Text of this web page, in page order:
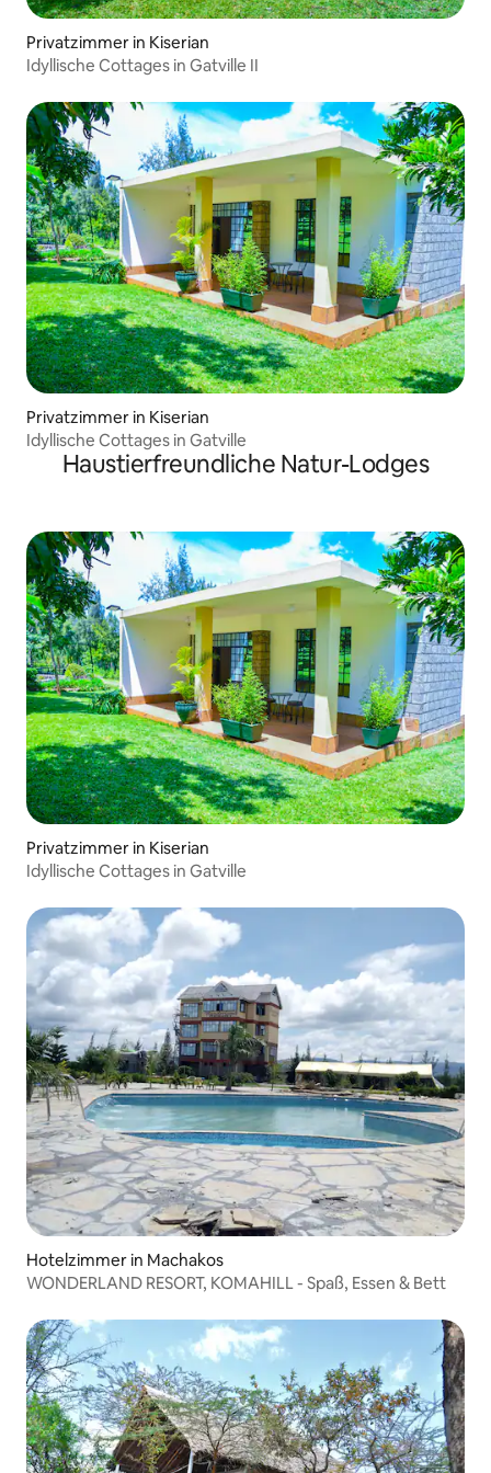
Privatzimmer in Kiserian
Idyllische Cottages in Gatville II
Privatzimmer in Kiserian
Idyllische Cottages in Gatville
Haustierfreundliche Natur-Lodges
Privatzimmer in Kiserian
Idyllische Cottages in Gatville
Hotelzimmer in Machakos
WONDERLAND RESORT, KOMAHILL - Spaß, Essen & Bett